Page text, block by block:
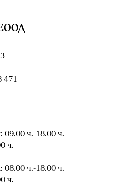
471
ч.-18.00 ч.
ч.
ч.-18.00 ч.
ч.